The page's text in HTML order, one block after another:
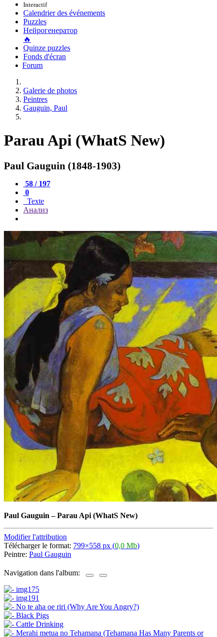
Interactif
Calendrier des événements
Puzzles
Нейрогенератор
🔥
Quinze puzzles
Fonds d'écran
Forum
Galerie de photos
Peintres
Gauguin, Paul
Parau Api (WhatS New)
Paul Gauguin (1848-1903)
58 / 197
0
Texte
Анализ
Paul Gauguin –Parau Api (WhatS New)
Modifier l'attribution
Télécharger le format: 799×558 px (0,0 Mb)
Peintre: Paul Gauguin
Navigation dans l'album: